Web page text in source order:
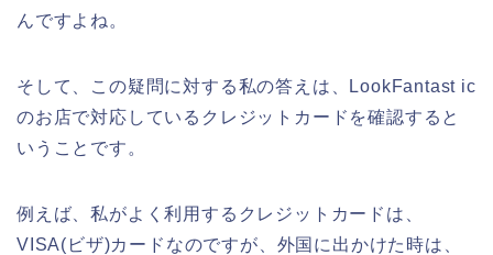
んですよね。
そして、この疑問に対する私の答えは、LookFantast ic
のお店で対応しているクレジットカードを確認すると
いうことです。
例えば、私がよく利用するクレジットカードは、
VISA(ビザ)カードなのですが、外国に出かけた時は、